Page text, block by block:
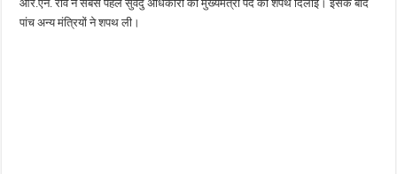
आर.एन. रवि ने सबसे पहले सुवेंदु अधिकारी को मुख्यमंत्री पद की शपथ दिलाई। इसके बाद
पांच अन्य मंत्रियों ने शपथ ली।